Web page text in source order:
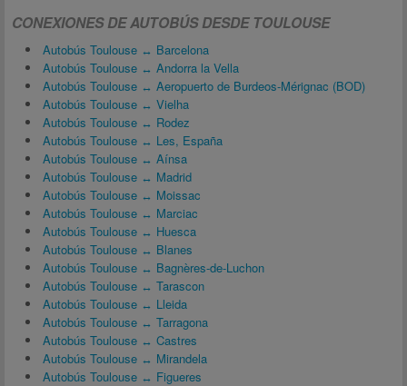
CONEXIONES DE AUTOBÚS DESDE TOULOUSE
Autobús Toulouse ↔ Barcelona
Autobús Toulouse ↔ Andorra la Vella
Autobús Toulouse ↔ Aeropuerto de Burdeos-Mérignac (BOD)
Autobús Toulouse ↔ Vielha
Autobús Toulouse ↔ Rodez
Autobús Toulouse ↔ Les, España
Autobús Toulouse ↔ Aínsa
Autobús Toulouse ↔ Madrid
Autobús Toulouse ↔ Moissac
Autobús Toulouse ↔ Marciac
Autobús Toulouse ↔ Huesca
Autobús Toulouse ↔ Blanes
Autobús Toulouse ↔ Bagnères-de-Luchon
Autobús Toulouse ↔ Tarascon
Autobús Toulouse ↔ Lleida
Autobús Toulouse ↔ Tarragona
Autobús Toulouse ↔ Castres
Autobús Toulouse ↔ Mirandela
Autobús Toulouse ↔ Figueres